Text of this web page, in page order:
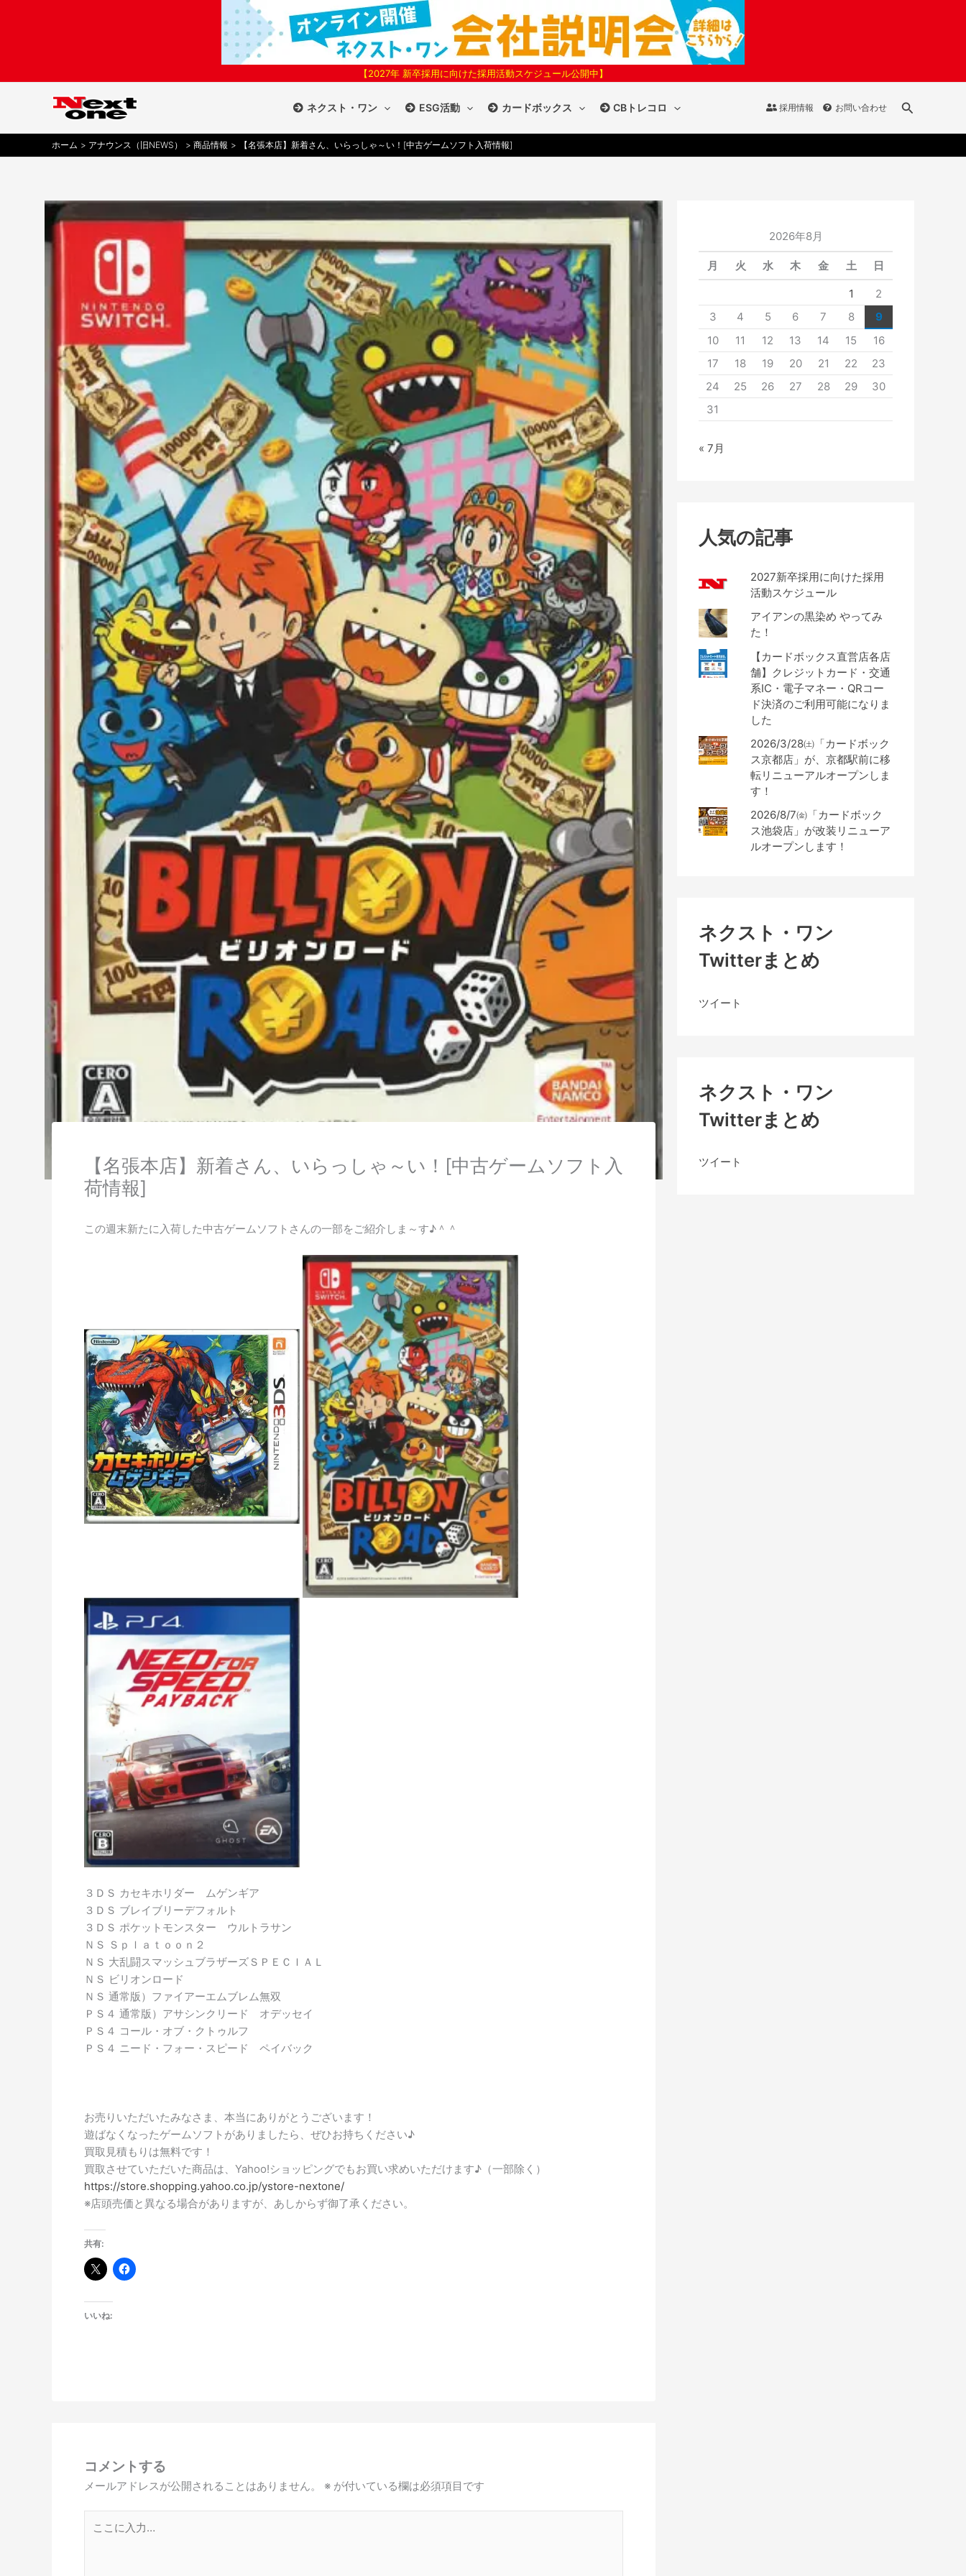
【2027年 新卒採用に向けた採用活動スケジュール公開中】
ネクスト・ワン ESG活動 カードボックス CBトレコロ 採用情報 お問い合わせ
検
ホーム アナウンス（旧NEWS） 商品情報 【名張本店】新着さん、いらっしゃ～い！[中古ゲームソフト入荷情報]
【名張本店】新着さん、いらっしゃ～い！[中古ゲームソフト入
荷情報]
この週末新たに入荷した中古ゲームソフトさんの一部をご紹介しま～す♪＾＾
３ＤＳ カセキホリダー ムゲンギア
３ＤＳ ブレイブリーデフォルト
３ＤＳ ポケットモンスター ウルトラサン
ＮＳ Ｓｐｌａｔｏｏｎ２
ＮＳ 大乱闘スマッシュブラザーズＳＰＥＣＩＡＬ
ＮＳ ビリオンロード
ＮＳ 通常版）ファイアーエムブレム無双
ＰＳ４ 通常版）アサシンクリード オデッセイ
ＰＳ４ コール・オブ・クトゥルフ
ＰＳ４ ニード・フォー・スピード ペイバック
お売りいただいたみなさま、本当にありがとうございます！
遊ばなくなったゲームソフトがありましたら、ぜひお持ちください♪
買取見積もりは無料です！
買取させていただいた商品は、Yahoo!ショッピングでもお買い求めいただけます♪（一部除く）
https://store.shopping.yahoo.co.jp/ystore-nextone/
※店頭売価と異なる場合がありますが、あしからず御了承ください。
共有:
いいね:
コメントする
メールアドレスが公開されることはありません。 ※ が付いている欄は必須項目です
2026年8月
月 火 水 木 金 土 日
1
2
3
4 5 6 7 8
9
10
11 12 13 14 15
16
17
18 19 20 21 22
23
24
25 26 27 28 29
30
31
« 7月
人気の記事
2027新卒採用に向けた採用
活動スケジュール
アイアンの黒染め やってみ
た！
【カードボックス直営店各店
舗】クレジットカード・交通
系IC・電子マネー・QRコー
ド決済のご利用可能になりま
した
2026/3/28㈯「カードボック
ス京都店」が、京都駅前に移
転リニューアルオープンしま
す！
2026/8/7㈮「カードボック
ス池袋店」が改装リニューア
ルオープンします！
ネクスト・ワン
Twitterまとめ
ツイート
ネクスト・ワン
Twitterまとめ
ツイート